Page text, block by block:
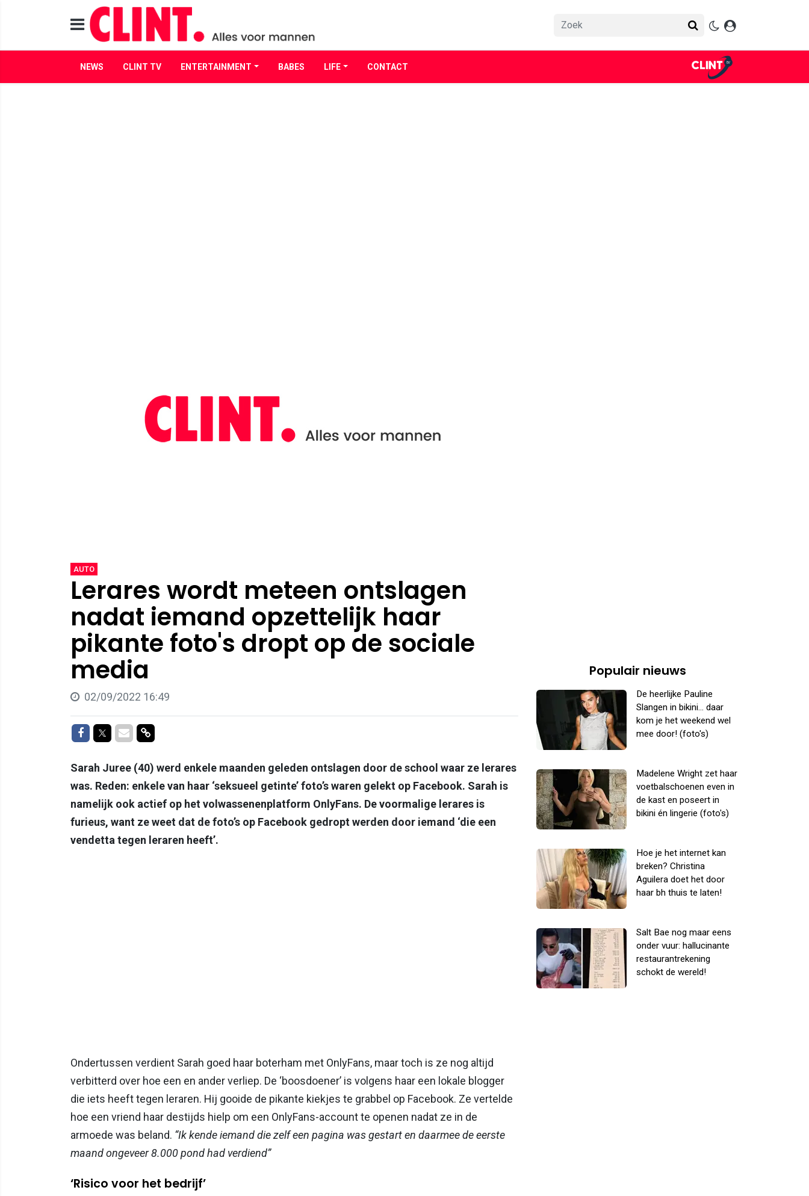
NEWS CLINT TV ENTERTAINMENT BABES LIFE CONTACT
AUTO
Lerares wordt meteen ontslagen
nadat iemand opzettelijk haar
pikante foto's dropt op de sociale
media
02/09/2022 16:49
Delen op Facebook
Delen op Twitter
Delen via Mail
Delen via link
Sarah Juree (40) werd enkele maanden geleden ontslagen door de school waar ze lerares
was. Reden: enkele van haar ‘seksueel getinte’ foto’s waren gelekt op Facebook. Sarah is
namelijk ook actief op het volwassenenplatform OnlyFans. De voormalige lerares is
furieus, want ze weet dat de foto’s op Facebook gedropt werden door iemand ‘die een
vendetta tegen leraren heeft’.
Ondertussen verdient Sarah goed haar boterham met OnlyFans, maar toch is ze nog altijd
verbitterd over hoe een en ander verliep. De ‘boosdoener’ is volgens haar een lokale blogger
die iets heeft tegen leraren. Hij gooide de pikante kiekjes te grabbel op Facebook. Ze vertelde
hoe een vriend haar destijds hielp om een OnlyFans-account te openen nadat ze in de
armoede was beland. “Ik kende iemand die zelf een pagina was gestart en daarmee de eerste
maand ongeveer 8.000 pond had verdiend”
‘Risico voor het bedrijf’
Populair nieuws
De heerlijke Pauline
Slangen in bikini... daar
kom je het weekend wel
mee door! (foto's)
Madelene Wright zet haar
voetbalschoenen even in
de kast en poseert in
bikini én lingerie (foto's)
Hoe je het internet kan
breken? Christina
Aguilera doet het door
haar bh thuis te laten!
Salt Bae nog maar eens
onder vuur: hallucinante
restaurantrekening
schokt de wereld!